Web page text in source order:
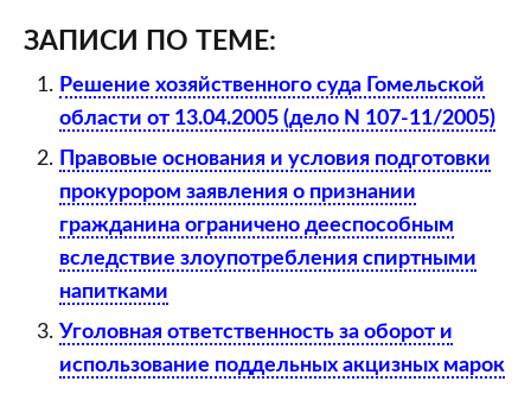
ЗАПИСИ ПО ТЕМЕ:
Решение хозяйственного суда Гомельской
области от 13.04.2005 (дело N 107-11/2005)
Правовые основания и условия подготовки
прокурором заявления о признании
гражданина ограничено дееспособным
вследствие злоупотребления спиртными
напитками
Уголовная ответственность за оборот и
использование поддельных акцизных марок